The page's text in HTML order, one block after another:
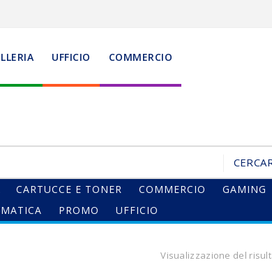
UFFICIO COMMERCIO
CARTUCCE E TONER COMMERCIO GAMING
PROMO UFFICIO
Visualizzazione del